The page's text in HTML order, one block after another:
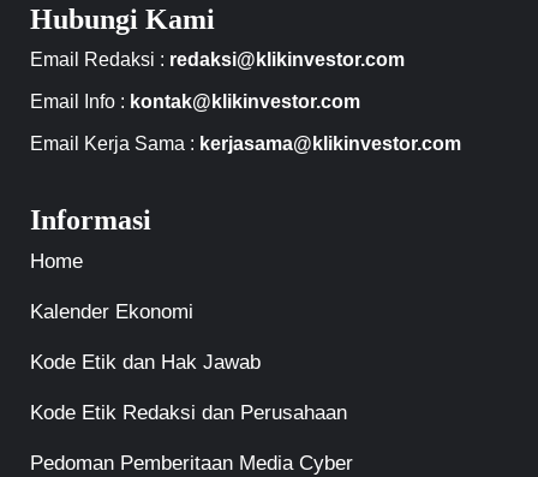
Hubungi Kami
Email Redaksi : redaksi@klikinvestor.com
Email Info : kontak@klikinvestor.com
Email Kerja Sama : kerjasama@klikinvestor.com
Informasi
Home
Kalender Ekonomi
Kode Etik dan Hak Jawab
Kode Etik Redaksi dan Perusahaan
Pedoman Pemberitaan Media Cyber